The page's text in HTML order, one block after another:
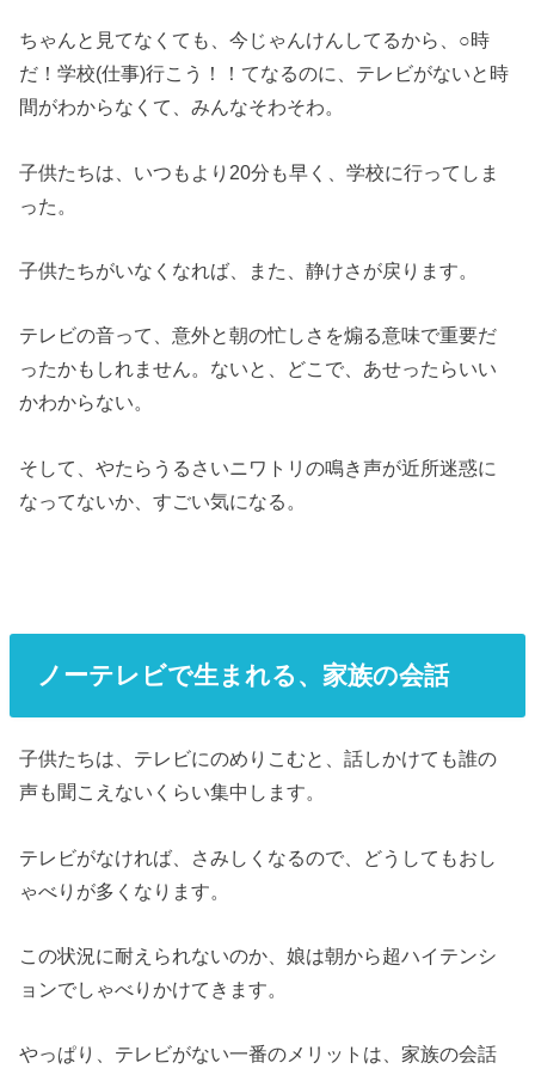
ちゃんと見てなくても、今じゃんけんしてるから、○時
だ！学校(仕事)行こう！！てなるのに、テレビがないと時
間がわからなくて、みんなそわそわ。
子供たちは、いつもより20分も早く、学校に行ってしま
った。
子供たちがいなくなれば、また、静けさが戻ります。
テレビの音って、意外と朝の忙しさを煽る意味で重要だ
ったかもしれません。ないと、どこで、あせったらいい
かわからない。
そして、やたらうるさいニワトリの鳴き声が近所迷惑に
なってないか、すごい気になる。
ノーテレビで生まれる、家族の会話
子供たちは、テレビにのめりこむと、話しかけても誰の
声も聞こえないくらい集中します。
テレビがなければ、さみしくなるので、どうしてもおし
ゃべりが多くなります。
この状況に耐えられないのか、娘は朝から超ハイテンシ
ョンでしゃべりかけてきます。
やっぱり、テレビがない一番のメリットは、家族の会話